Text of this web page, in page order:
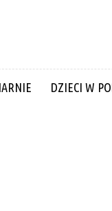
DZIECI W